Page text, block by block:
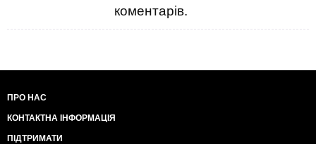
коментарів.
ПРО НАС
КОНТАКТНА ІНФОРМАЦІЯ
ПІДТРИМАТИ